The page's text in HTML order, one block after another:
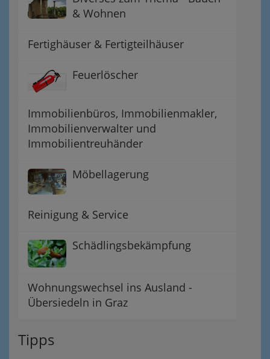
& Wohnen
Fertighäuser & Fertigteilhäuser
Feuerlöscher
Immobilienbüros, Immobilienmakler,
Immobilienverwalter und
Immobilientreuhänder
Möbellagerung
Reinigung & Service
Schädlingsbekämpfung
Wohnungswechsel ins Ausland -
Übersiedeln in Graz
Tipps